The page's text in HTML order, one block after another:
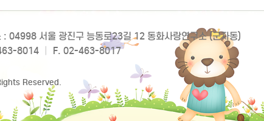
: 04998 서울 광진구 능동로23길 12 동화사랑연구소 (군자동)
8014 F. 02-463-8017
Reserved.